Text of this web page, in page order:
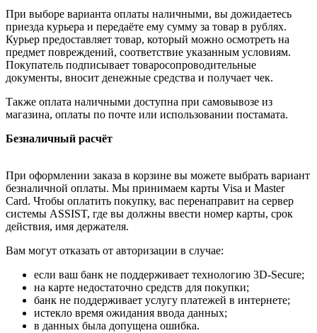
При выборе варианта оплаты наличными, вы дожидаетесь
приезда курьера и передаёте ему сумму за товар в рублях.
Курьер предоставляет товар, который можно осмотреть на
предмет повреждений, соответствие указанным условиям.
Покупатель подписывает товаросопроводительные
документы, вносит денежные средства и получает чек.
Также оплата наличными доступна при самовывозе из
магазина, оплаты по почте или использовании постамата.
Безналичный расчёт
При оформлении заказа в корзине вы можете выбрать вариант
безналичной оплаты. Мы принимаем карты Visa и Master
Card. Чтобы оплатить покупку, вас перенаправит на сервер
системы ASSIST, где вы должны ввести номер карты, срок
действия, имя держателя.
Вам могут отказать от авторизации в случае:
если ваш банк не поддерживает технологию 3D-Secure;
на карте недостаточно средств для покупки;
банк не поддерживает услугу платежей в интернете;
истекло время ожидания ввода данных;
в данных была допущена ошибка.